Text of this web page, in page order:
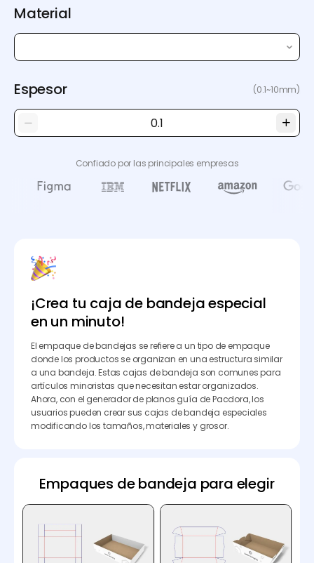
Material
Espesor (0.1~10mm)
Confiado por las principales empresas
¡Crea tu caja de bandeja especial
en un minuto!
El empaque de bandejas se refiere a un tipo de empaque
donde los productos se organizan en una estructura similar
a una bandeja. Estas cajas de bandeja son comunes para
artículos minoristas que necesitan estar organizados.
Ahora, con el generador de planos guía de Pacdora, los
usuarios pueden crear sus cajas de bandeja especiales
modificando los tamaños, materiales y grosor.
Empaques de bandeja para elegir